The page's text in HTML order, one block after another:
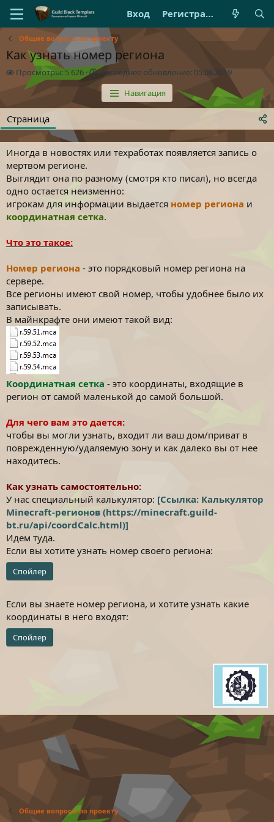
Вход Регистрация
Общие вопросы по проекту
Как узнать номер региона
П
м
о
р
ы
Просмотры: 5 626
П
о
с
л
д
е
е
б
н
о
в
е
Последнее обновление: 05.08.2019
Навигация
Страница
Иногда в новостях или техработах появляется запись о
мертвом регионе.
Выглядит она по разному (смотря кто писал), но всегда
одно остается неизменно:
игрокам для информации выдается номер региона и
координатная сетка.
Что это такое:
Номер региона - это порядковый номер региона на
сервере.
Все регионы имеют свой номер, чтобы удобнее было их
записывать.
В майнкрафте они имеют такой вид:
Координатная сетка - это координаты, входящие в
регион от самой маленькой до самой большой.
Для чего вам это дается:
чтобы вы могли узнать, входит ли ваш дом/приват в
поврежденную/удаляемую зону и как далеко вы от нее
находитесь.
Как узнать самостоятельно:
У нас специальный калькулятор: [Ссылка: Калькулятор
Minecraft-регионов (https://minecraft.guild-
bt.ru/api/coordCalc.html)]
Идем туда.
Если вы хотите узнать номер своего региона:
Спойлер
Если вы знаете номер региона, и хотите узнать какие
координаты в него входят:
Спойлер
Общие вопросы по проекту